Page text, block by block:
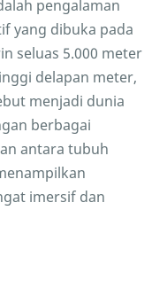
pengalaman
yang dibuka pada
seluas 5.000 meter
delapan meter,
menjadi dunia
berbagai
antara tubuh
imersif dan